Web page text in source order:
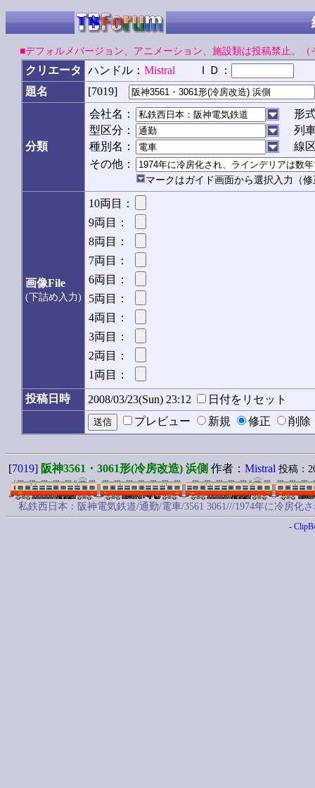
■デフォルメバージョン、アニメーション、施設類は投稿禁止。（
クリエータ ハンドル： Mistral ＩＤ：
題名
[7019]
分類
会社名：
型区分：
種別名：
形
列
線
その他：
マークはガイド画面から選択入力（
画像File
(下詰め入力)
10両目：
9両目：
8両目：
7両目：
6両目：
5両目：
4両目：
3両目：
2両目：
1両目：
投稿日時 2008/03/23(Sun) 23:12
日付をリセット
プレビュー
新規 修正 削
[7019] 阪神3561・3061形(冷房改造) 浜側 作者： Mistral 投稿：
私鉄西日本：阪神電気鉄道/通勤/電車/3561 3061///1974年に冷房
-